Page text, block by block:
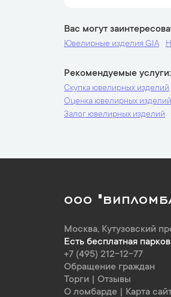
Вас могут
Ювелирные изделия GIA
Рекомендуемые услуги
Скупка ювелирных изделий
Оценка ювелирных изделий
Залог ювелирных изделий
ООО
Москва, Кутузовский
Есть бесплатная
+7 (495) 212-12-77
Обращение граждан
Торги
Отзывы
О ломбарде
Карта